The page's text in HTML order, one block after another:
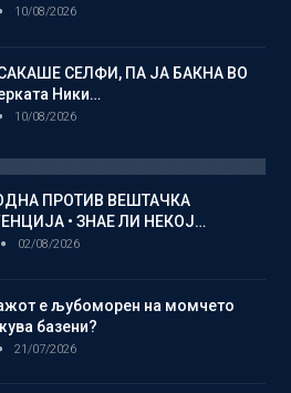
10/08/2026
СЕЛФИ, ПА ЈА БАКНА ВО
Ники…
10/08/2026
ПРОТИВ ВЕШТАЧКА
• ЗНАЕ ЛИ НЕКОЈ…
02/08/2026
е љубоморен на момчето
базени?
21/07/2026